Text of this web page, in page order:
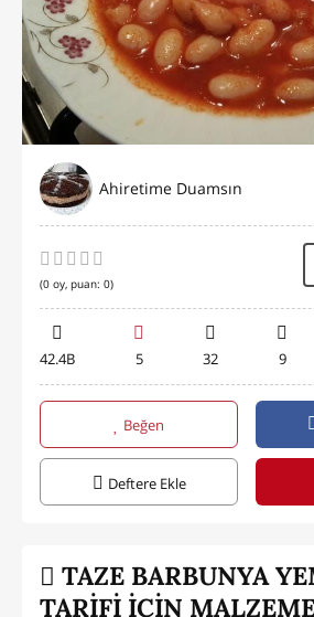
Ahiretime Duamsın
(0 oy, puan: 0)
42.4B 5 32 9
Beğen
Deftere Ekle
TAZE BARBUNYA
TARİFİ İÇİN